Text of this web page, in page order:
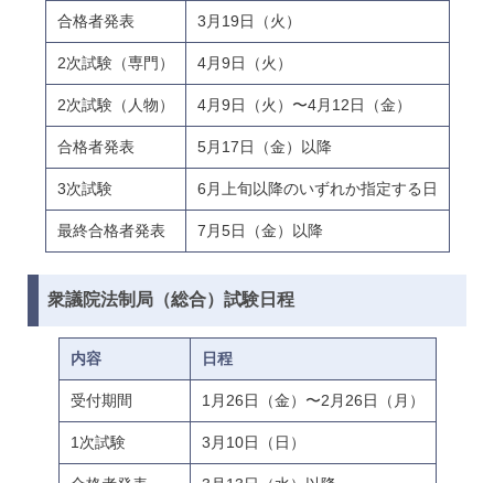
合格者発表 3月19日（火）
2次試験（専門） 4月9日（火）
2次試験（人物） 4月9日（火）〜4月12日（金）
合格者発表 5月17日（金）以降
3次試験 6月上旬以降のいずれか指定する日
最終合格者発表 7月5日（金）以降
衆議院法制局（総合）試験日程
内容 日程
受付期間 1月26日（金）〜2月26日（月）
1次試験 3月10日（日）